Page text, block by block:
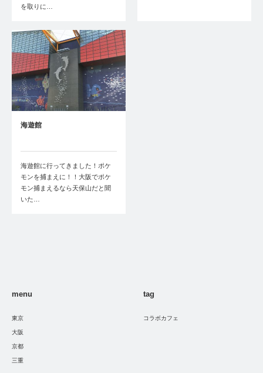
を取りに…
海遊館
海遊館に行ってきました！ポケ
モンを捕まえに！！大阪でポケ
モン捕まえるなら天保山だと聞
いた…
menu
東京
大阪
京都
三重
tag
コラボカフェ